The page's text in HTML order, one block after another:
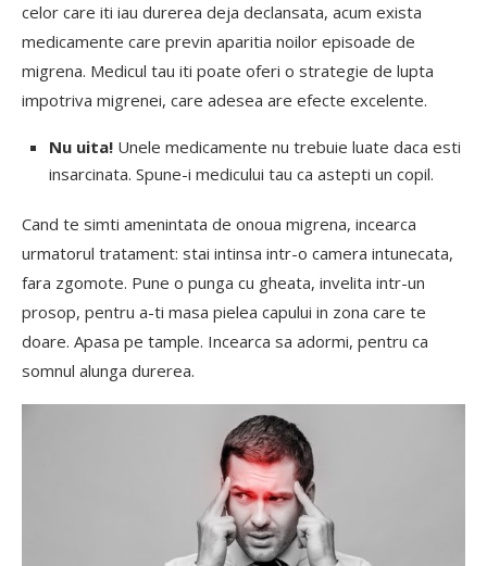
celor care iti iau durerea deja declansata, acum exista
medicamente care previn aparitia noilor episoade de
migrena. Medicul tau iti poate oferi o strategie de lupta
impotriva migrenei, care adesea are efecte excelente.
Nu uita! Unele medicamente nu trebuie luate daca esti
insarcinata. Spune-i medicului tau ca astepti un copil.
Cand te simti amenintata de onoua migrena, incearca
urmatorul tratament: stai intinsa intr-o camera intunecata,
fara zgomote. Pune o punga cu gheata, invelita intr-un
prosop, pentru a-ti masa pielea capului in zona care te
doare. Apasa pe tample. Incearca sa adormi, pentru ca
somnul alunga durerea.